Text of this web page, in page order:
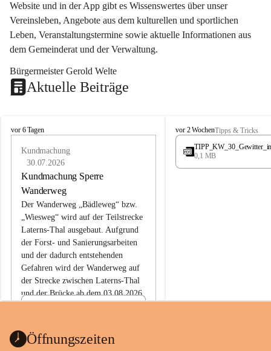
Website und in der App gibt es Wissenswertes über unser
Vereinsleben, Angebote aus dem kulturellen und sportlichen
Leben, Veranstaltungstermine sowie aktuelle Informationen aus
dem Gemeinderat und der Verwaltung.
Bürgermeister Gerold Welte
Aktuelle Beiträge
L
vor 6 Tagen
Kundmachung
30.07.2026
Kundmachung Sperre
Wanderweg
Der Wanderweg „Bädleweg“ bzw.
„Wiesweg“ wird auf der Teilstrecke
Laterns-Thal ausgebaut. Aufgrund
der Forst- und Sanierungsarbeiten
und der dadurch entstehenden
Gefahren wird der Wanderweg auf
der Strecke zwischen Laterns-Thal
und der Brücke ab dem 03.08.2026
ht
L
a
e
vor 2 WochenTipps & Tricks
0,1 MB
Öffnungszeiten